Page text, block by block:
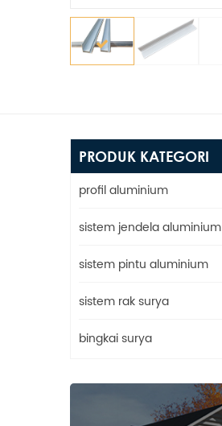
PRODUK KATEGORI
profil aluminium
sistem jendela aluminium
sistem pintu aluminium
sistem rak surya
bingkai surya